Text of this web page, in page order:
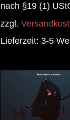
nach §19 (1)
zzgl.
Lieferzeit:3-5